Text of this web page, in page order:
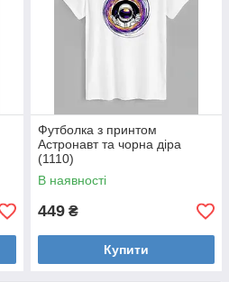
Футболка з принтом
Астронавт та чорна діра
(1110)
В наявності
449 ₴
Купити